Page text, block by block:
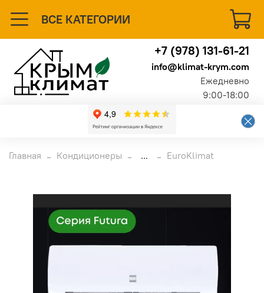
ВСЕ КАТЕГОРИИ
+7 (978) 131-61-21
info@klimat-krym.com
Ежедневно
9:00-18:00
Главная Кондиционеры ... EuroKlimat